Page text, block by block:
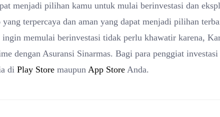
menjadi pilihan kamu untuk mulai berinvestasi dan
terpercaya dan aman yang dapat menjadi pilihan
memulai berinvestasi tidak perlu khawatir karena,
dengan Asuransi Sinarmas. Bagi para penggiat investasi
di Play Store maupun App Store Anda.